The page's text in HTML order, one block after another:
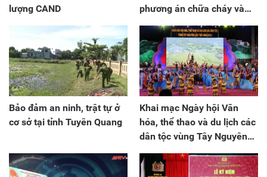
lượng CAND
phương án chữa cháy và
Bảo đảm an ninh, trật tự ở
cơ sở tại tỉnh Tuyên Quang
Khai mạc Ngày hội Văn
hóa, thể thao và du lịch các
dân tộc vùng Tây Nguyên
lần thứ I, năm 2023